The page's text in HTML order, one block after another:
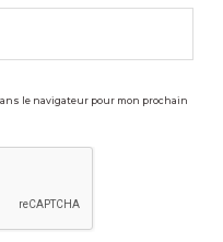
le navigateur pour mon prochain